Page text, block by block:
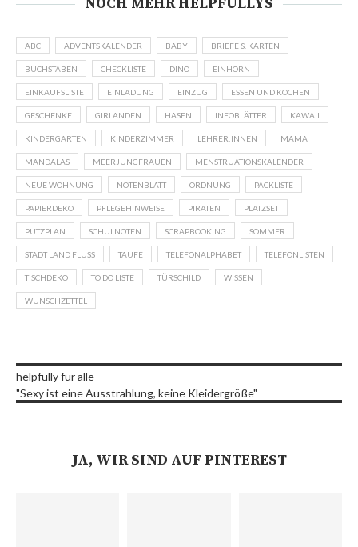
ABC ADVENTSKALENDER BABY BRIEFE & KARTEN
BUCHSTABEN CHECKLISTE DINO EINHORN
EINKAUFSLISTE EINLADUNG EINZUG ESSEN UND KOCHEN
GESCHENKE GIRLANDEN HASEN INFOBLÄTTER KAWAII
KINDERGARTEN KINDERZIMMER LEHRER:INNEN MAMA
MANDALAS MEERJUNGFRAUEN MENSTRUATIONSKALENDER
NEUE WOHNUNG NOTENBLATT ORDNUNG PACKLISTE
PAPIERDEKO PFLEGEHINWEISE PIRATEN PLATZSET
PUTZPLAN SCHULNOTEN SCRAPBOOKING SOMMER
STADT LAND FLUSS TAUFE TELEFONALPHABET TELEFONLISTEN
TISCHDEKO TO DO LISTE TÜRSCHILD WISSEN
WUNSCHZETTEL
helpfully für alle
"Sexy ist eine Ausstrahlung, keine Kleidergröße"
JA, WIR SIND AUF PINTEREST